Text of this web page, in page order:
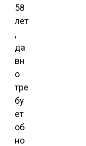
58
лет
,
да
вн
о
тре
бу
ет
об
но